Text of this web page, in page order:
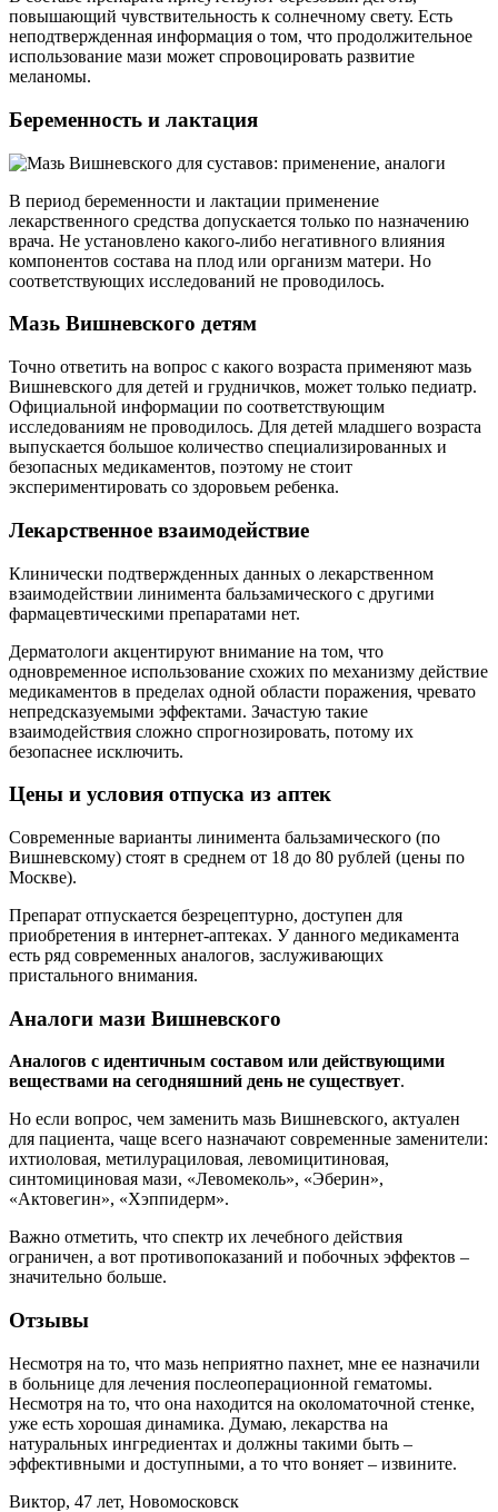
повышающий чувствительность к солнечному свету. Есть
неподтвержденная информация о том, что продолжительное
использование мази может спровоцировать развитие
меланомы.
Беременность и лактация
В период беременности и лактации применение
лекарственного средства допускается только по назначению
врача. Не установлено какого-либо негативного влияния
компонентов состава на плод или организм матери. Но
соответствующих исследований не проводилось.
Мазь Вишневского детям
Точно ответить на вопрос с какого возраста применяют мазь
Вишневского для детей и грудничков, может только педиатр.
Официальной информации по соответствующим
исследованиям не проводилось. Для детей младшего возраста
выпускается большое количество специализированных и
безопасных медикаментов, поэтому не стоит
экспериментировать со здоровьем ребенка.
Лекарственное взаимодействие
Клинически подтвержденных данных о лекарственном
взаимодействии линимента бальзамического с другими
фармацевтическими препаратами нет.
Дерматологи акцентируют внимание на том, что
одновременное использование схожих по механизму действие
медикаментов в пределах одной области поражения, чревато
непредсказуемыми эффектами. Зачастую такие
взаимодействия сложно спрогнозировать, потому их
безопаснее исключить.
Цены и условия отпуска из аптек
Современные варианты линимента бальзамического (по
Вишневскому) стоят в среднем от 18 до 80 рублей (цены по
Москве).
Препарат отпускается безрецептурно, доступен для
приобретения в интернет-аптеках. У данного медикамента
есть ряд современных аналогов, заслуживающих
пристального внимания.
Аналоги мази Вишневского
Аналогов с идентичным составом или действующими
веществами на сегодняшний день не существует.
Но если вопрос, чем заменить мазь Вишневского, актуален
для пациента, чаще всего назначают современные заменители:
ихтиоловая, метилурациловая, левомицитиновая,
синтомициновая мази, «Левомеколь», «Эберин»,
«Актовегин», «Хэппидерм».
Важно отметить, что спектр их лечебного действия
ограничен, а вот противопоказаний и побочных эффектов –
значительно больше.
Отзывы
Несмотря на то, что мазь неприятно пахнет, мне ее назначили
в больнице для лечения послеоперационной гематомы.
Несмотря на то, что она находится на околоматочной стенке,
уже есть хорошая динамика. Думаю, лекарства на
натуральных ингредиентах и должны такими быть –
эффективными и доступными, а то что воняет – извините.
Виктор, 47 лет, Новомосковск